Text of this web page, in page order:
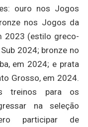
ouro nos Jogos
nos Jogos da
2023 (estilo greco-
2024; bronze no
em 2024; e prata
Grosso, em 2024.
treinos para os
na seleção
participar de